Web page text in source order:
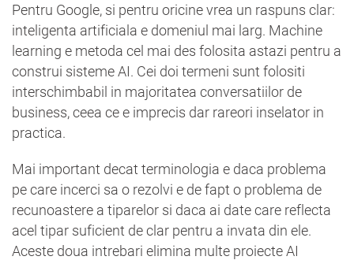
Pentru Google, si pentru oricine vrea un raspuns clar:
inteligenta artificiala e domeniul mai larg. Machine
learning e metoda cel mai des folosita astazi pentru a
construi sisteme AI. Cei doi termeni sunt folositi
interschimbabil in majoritatea conversatiilor de
business, ceea ce e imprecis dar rareori inselator in
practica.
Mai important decat terminologia e daca problema
pe care incerci sa o rezolvi e de fapt o problema de
recunoastere a tiparelor si daca ai date care reflecta
acel tipar suficient de clar pentru a invata din ele.
Aceste doua intrebari elimina multe proiecte AI